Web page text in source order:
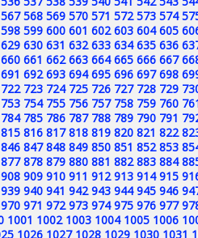
567 568 569 570 571 572 573 574
598 599 600 601 602 603 604 605
629 630 631 632 633 634 635 636
660 661 662 663 664 665 666 667
691 692 693 694 695 696 697 698
722 723 724 725 726 727 728 729
753 754 755 756 757 758 759 760
784 785 786 787 788 789 790 791
815 816 817 818 819 820 821 822
846 847 848 849 850 851 852 853
877 878 879 880 881 882 883 884
908 909 910 911 912 913 914 915
939 940 941 942 943 944 945 946
970 971 972 973 974 975 976 977
1001 1002 1003 1004 1005 1006
1026 1027 1028 1029 1030 1031